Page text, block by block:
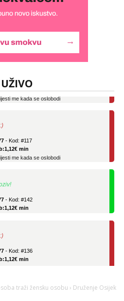
min
min
me kada se oslobodi
min
min
me kada se oslobodi
traži žensku osobu › Druženje Osijek